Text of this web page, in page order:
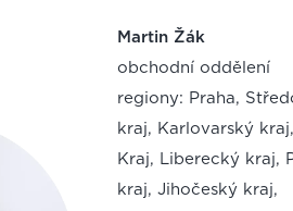
Martin Žák
obchodní oddělení
regiony: Praha,
kraj, Karlovarský
Kraj, Liberecký kraj,
kraj, Jihočeský kraj,